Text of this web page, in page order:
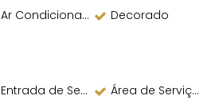
Ar Condicionado
Decorado
Entrada de Serviço Área de Serviço